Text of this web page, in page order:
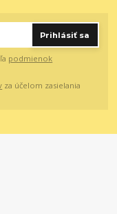
Prihlásiť sa
podmienok
za účelom zasielania